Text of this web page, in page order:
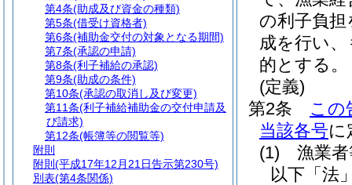
の利子負
成を行い
的とする。
(定義)
第2条
この
当該各号に
(1)
漁業
以下「法
第4条(助成及び資金の種類)
第5条(借受け資格者)
第6条(補助金交付の対象となる期間)
第7条(承認の申請)
第8条(利子補給の承認)
第9条(助成の条件)
第10条(承認の取消し及び変更)
第11条(利子補給補助金の交付申請及
び請求)
第12条(帳簿等の閲覧等)
附則
附則 (平成17年12月21日告示第230号)
別表(第4条関係)